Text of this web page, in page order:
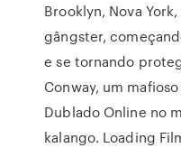
Brooklyn, Nova
gângster,
e se tornando
Conway, um
Dublado Online no
kalango. Loading